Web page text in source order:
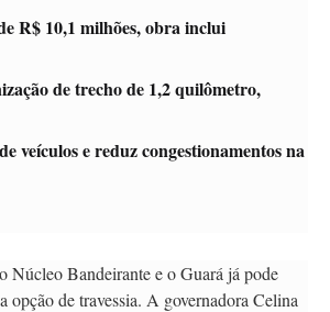
R$ 10,1 milhões, obra inclui
de trecho de 1,2 quilômetro,
veículos e reduz congestionamentos na
Núcleo Bandeirante e o Guará já pode
opção de travessia. A governadora Celina